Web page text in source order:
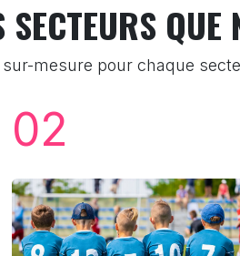
SECTEURS
mesure pour chaque
02